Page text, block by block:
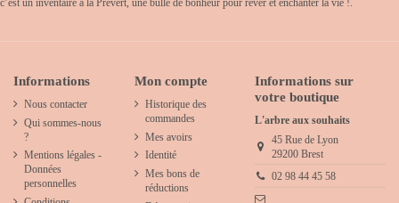
c’est un inventaire à la Prévert, une bulle de bonheur pour rêver et enchanter la vie !.
Informations
Nous contacter
Qui sommes-nous
?
Mentions légales -
Données
personnelles
Mon compte
Historique des
commandes
Mes avoirs
Identité
Mes bons de
réductions
Informations sur
votre boutique
L'arbre aux souhaits
45 Rue de Lyon
29200 Brest
02 98 44 45 58